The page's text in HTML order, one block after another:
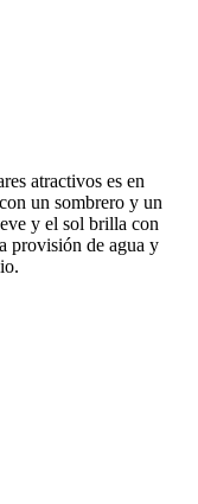
atractivos es en
un sombrero y un
y el sol brilla con
provisión de agua y